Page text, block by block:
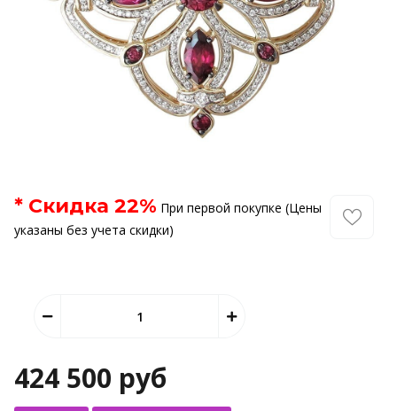
* Скидка 22% При первой покупке (Цены
указаны без учета скидки)
424 500 руб